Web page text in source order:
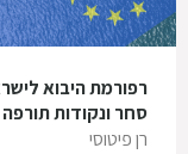
רפורמת היבוא
סחר ונקודות תורפה
רן פיטוסי